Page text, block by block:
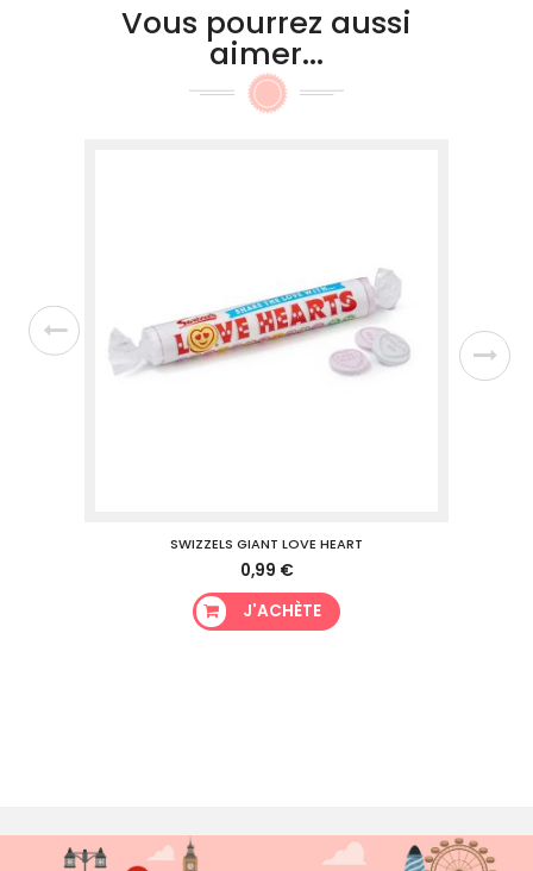
Vous pourrez aussi
aimer...
SWIZZELS GIANT LOVE HEART
0,99 €
J'ACHÈTE